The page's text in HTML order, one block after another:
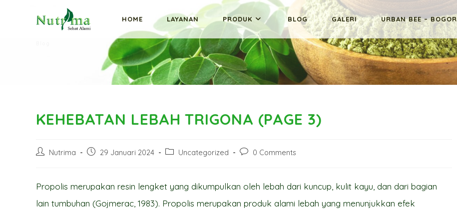
HOME LAYANAN PRODUK BLOG GALERI URBAN BEE – BOGOR
KEHEBATAN LEBAH TRIGONA (PAGE 3)
PostNutrima
Post29 Januari 2024
PostUncategorized
Post0 Comments
Propolis merupakan resin lengket yang dikumpulkan oleh lebah dari kuncup, kulit kayu, dan dari bagian
lain tumbuhan (Gojmerac, 1983). Propolis merupakan produk alami lebah yang menunjukkan efek